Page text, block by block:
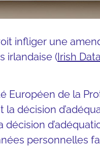
infliger une
irlandaise (Irish
Européen de la
la décision
décision
personnelles